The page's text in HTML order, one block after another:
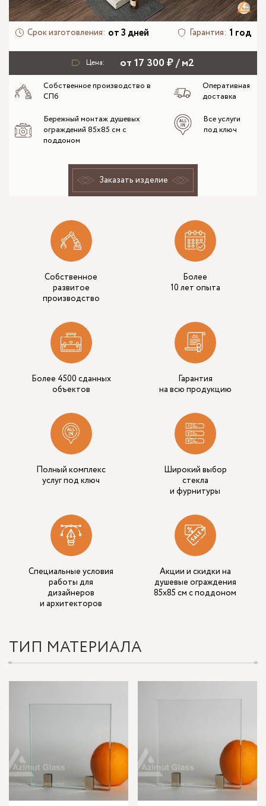
Срок изготовления: от 3 дней Гарантия: 1 год
Цена: от 17 300 ₽ / м2
Собственное производство в
СПб
Оперативная
доставка
Бережный монтаж душевых
ограждений 85х85 см с
поддоном
Все услуги
под ключ
Заказать изделие
Собственное
развитое
производство
Более
10 лет опыта
Более 4500 сданных
объектов
Гарантия
на всю продукцию
Полный комплекс
услуг под ключ
Широкий выбор
стекла
и фурнитуры
Специальные условия
работы для
дизайнеров
и архитекторов
Акции и скидки на
душевые ограждения
85х85 см с поддоном
ТИП МАТЕРИАЛА